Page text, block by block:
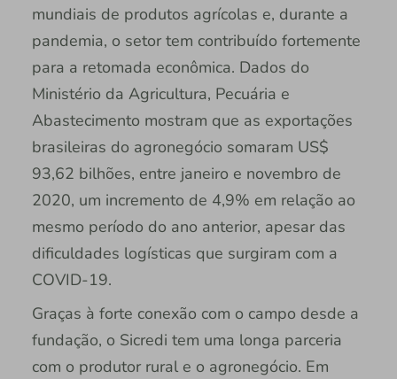
mundiais de produtos agrícolas e, durante a
pandemia, o setor tem contribuído fortemente
para a retomada econômica. Dados do
Ministério da Agricultura, Pecuária e
Abastecimento mostram que as exportações
brasileiras do agronegócio somaram US$
93,62 bilhões, entre janeiro e novembro de
2020, um incremento de 4,9% em relação ao
mesmo período do ano anterior, apesar das
dificuldades logísticas que surgiram com a
COVID-19.
Graças à forte conexão com o campo desde a
fundação, o Sicredi tem uma longa parceria
com o produtor rural e o agronegócio. Em